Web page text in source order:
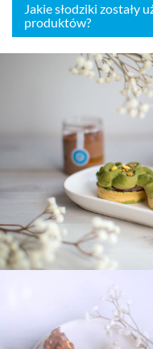
Jakie słodziki zostały
produktów?